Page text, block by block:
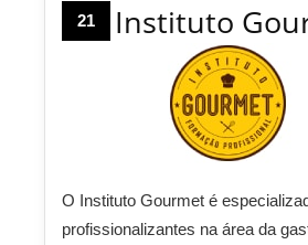
21 Instituto
O Instituto Gourmet é
profissionalizantes na área da